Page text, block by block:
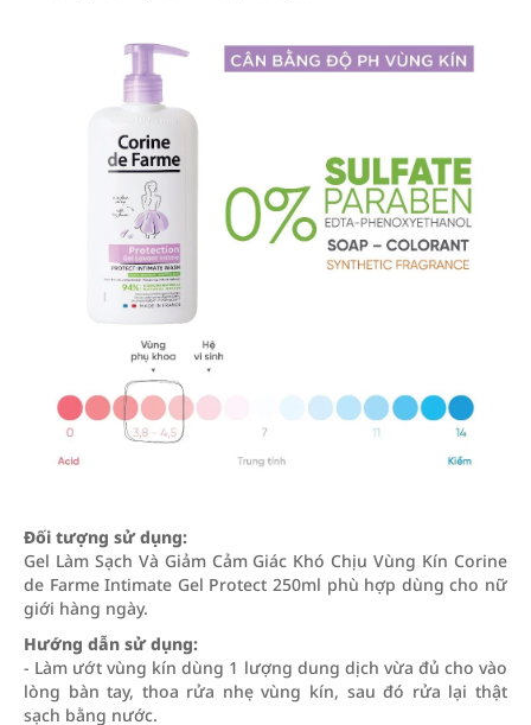
Đối tượng sử dụng:
Gel Làm Sạch Và Giảm Cảm Giác Khó Chịu Vùng Kín Corine
de Farme Intimate Gel Protect 250ml phù hợp dùng cho nữ
giới hàng ngày.
Hướng dẫn sử dụng:
- Làm ướt vùng kín dùng 1 lượng dung dịch vừa đủ cho vào
lòng bàn tay, thoa rửa nhẹ vùng kín, sau đó rửa lại thật
sạch bằng nước.